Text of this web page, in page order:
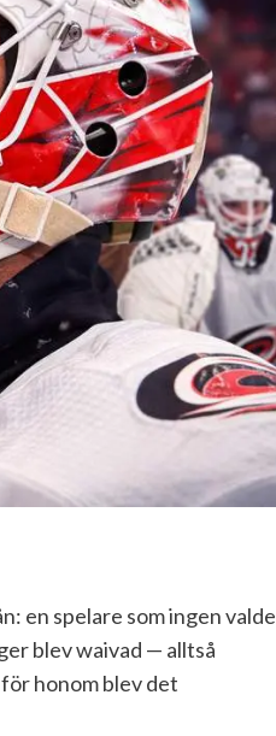
en spelare som ingen valde
blev waivad — alltså
honom blev det